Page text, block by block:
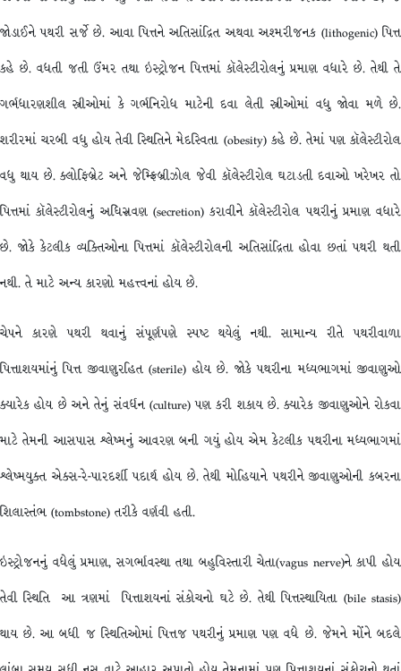
જોડાઈને પથરી સર્જે છે. આવા પિત્તને અતિસાંદ્રિત અથવા અશ્મરીજનક (lithogenic) પિત્ત
કહે છે. વધતી જતી ઉંમર તથા ઇસ્ટ્રોજન પિત્તમાં કૉલેસ્ટીરોલનું પ્રમાણ વધારે છે. તેથી તે
ગર્ભધારણશીલ સ્ત્રીઓમાં કે ગર્ભનિરોધ માટેની દવા લેતી સ્ત્રીઓમાં વધુ જોવા મળે છે.
શરીરમાં ચરબી વધુ હોય તેવી સ્થિતિને મેદસ્વિતા (obesity) કહે છે. તેમાં પણ કૉલેસ્ટીરોલ
વધુ થાય છે. ક્લોફિબ્રેટ અને જેમ્ફ્રિબ્રીઝોલ જેવી કૉલેસ્ટીરોલ ઘટાડતી દવાઓ ખરેખર તો
પિત્તમાં કૉલેસ્ટીરોલનું અધિસ્રવણ (secretion) કરાવીને કૉલેસ્ટીરોલ પથરીનું પ્રમાણ વધારે
છે. જોકે કેટલીક વ્યક્તિઓના પિત્તમાં કૉલેસ્ટીરોલની અતિસાંદ્રિતા હોવા છતાં પથરી થતી
નથી. તે માટે અન્ય કારણો મહત્ત્વનાં હોય છે.
ચેપને કારણે પથરી થવાનું સંપૂર્ણપણે સ્પષ્ટ થયેલું નથી. સામાન્ય રીતે પથરીવાળા
પિત્તાશયમાંનું પિત્ત જીવાણુરહિત (sterile) હોય છે. જોકે પથરીના મધ્યભાગમાં જીવાણુઓ
ક્યારેક હોય છે અને તેનું સંવર્ધન (culture) પણ કરી શકાય છે. ક્યારેક જીવાણુઓને રોકવા
માટે તેમની આસપાસ શ્લેષ્મનું આવરણ બની ગયું હોય એમ કેટલીક પથરીના મધ્યભાગમાં
શ્લેષ્મયુક્ત એક્સ-રે-પારદર્શી પદાર્થ હોય છે. તેથી મોહિયાને પથરીને જીવાણુઓની કબરના
શિલાસ્તંભ (tombstone) તરીકે વર્ણવી હતી.
ઇસ્ટ્રોજનનું વધેલું પ્રમાણ, સગર્ભાવસ્થા તથા બહુવિસ્તારી ચેતા(vagus nerve)ને કાપી હોય
તેવી સ્થિતિ આ ત્રણમાં પિત્તાશયનાં સંકોચનો ઘટે છે. તેથી પિત્તસ્થાયિતા (bile stasis)
થાય છે. આ બધી જ સ્થિતિઓમાં પિત્તજ પથરીનું પ્રમાણ પણ વધે છે. જેમને મોંને બદલે